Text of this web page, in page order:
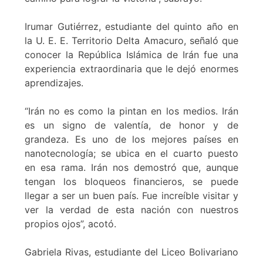
Irumar Gutiérrez, estudiante del quinto año en
la U. E. E. Territorio Delta Amacuro, señaló que
conocer la República Islámica de Irán fue una
experiencia extraordinaria que le dejó enormes
aprendizajes.
“Irán no es como la pintan en los medios. Irán
es un signo de valentía, de honor y de
grandeza. Es uno de los mejores países en
nanotecnología; se ubica en el cuarto puesto
en esa rama. Irán nos demostró que, aunque
tengan los bloqueos financieros, se puede
llegar a ser un buen país. Fue increíble visitar y
ver la verdad de esta nación con nuestros
propios ojos”, acotó.
Gabriela Rivas, estudiante del Liceo Bolivariano